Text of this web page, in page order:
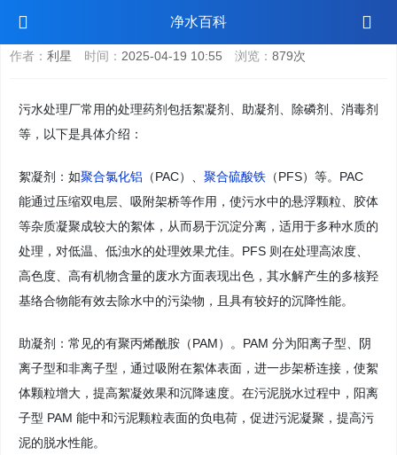
净水百科
污水处理厂常用的处理药剂是什么
作者： 利星 时间： 2025-04-19 10:55 浏览： 879次
污水处理厂常用的处理药剂包括絮凝剂、助凝剂、除磷剂、消毒剂
等，以下是具体介绍：
絮凝剂：如聚合氯化铝 （PAC）、 聚合硫酸铁 （PFS）等。PAC
能通过压缩双电层、吸附架桥等作用，使污水中的悬浮颗粒、胶体
等杂质凝聚成较大的絮体，从而易于沉淀分离，适用于多种水质的
处理，对低温、低浊水的处理效果尤佳。PFS 则在处理高浓度、
高色度、高有机物含量的废水方面表现出色，其水解产生的多核羟
基络合物能有效去除水中的污染物，且具有较好的沉降性能。
助凝剂：常见的有聚丙烯酰胺（PAM）。PAM 分为阳离子型、阴
离子型和非离子型，通过吸附在絮体表面，进一步架桥连接，使絮
体颗粒增大，提高絮凝效果和沉降速度。在污泥脱水过程中，阳离
子型 PAM 能中和污泥颗粒表面的负电荷，促进污泥凝聚，提高污
泥的脱水性能。